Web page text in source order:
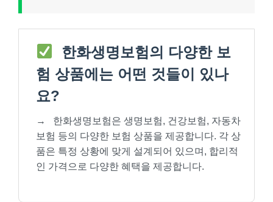
한화생명보험의 다양한 보
험 상품에는 어떤 것들이 있나
요?
→
한화생명보험은 생명보험, 건강보험, 자동차
보험 등의 다양한 보험 상품을 제공합니다. 각 상
품은 특정 상황에 맞게 설계되어 있으며, 합리적
인 가격으로 다양한 혜택을 제공합니다.